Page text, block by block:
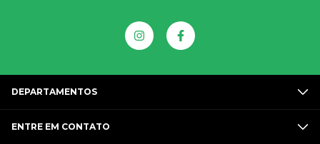
DEPARTAMENTOS
ENTRE EM CONTATO